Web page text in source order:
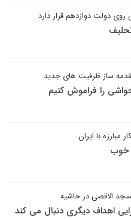
دولت دوازدهم قرار دارد
ساز ظرفیت های جدید
را فراموش کنیم
مبارزه با ایران
خوب
الاقصی در حاشیه
اهداف دیگری دنبال می کند